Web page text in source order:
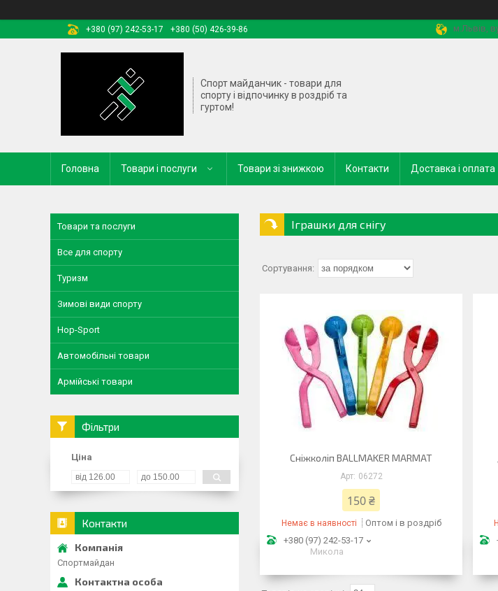
+380 (97) 242-53-17
+380 (50) 426-39-86 м.Львів,
Спорт майданчик - товари для
спорту і відпочинку в роздріб та
гуртом!
Головна Товари і послуги Товари зі знижкою Контакти Доставка і оплата
Іграшки для снігу
Сніжколіп BALLMAKER MARMAT
06272
150 ₴
Немає в наявності
Оптом і в роздріб
+380 (97) 242-53-17
Микола
Товари та послуги
Все для спорту
Туризм
Зимові види спорту
Hop-Sport
Автомобільні товари
Армійські товари
Фільтри
Ціна
Контакти
Спортмайдан